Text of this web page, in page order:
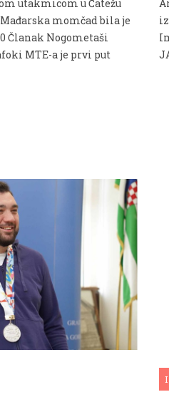
utakmicom u Čatežu
momčad bila je
Članak Nogometaši
MTE-a je prvi put
I